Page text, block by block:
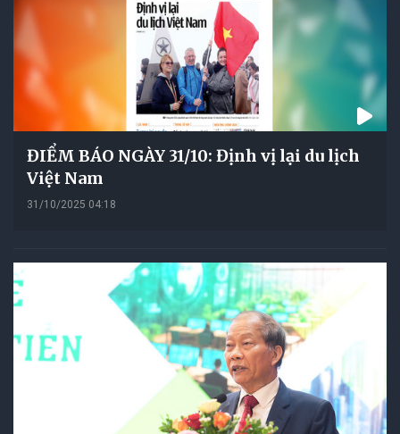
ĐIỂM BÁO NGÀY 31/10: Định vị lại du lịch
Việt Nam
31/10/2025 04:18